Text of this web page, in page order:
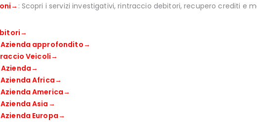
: Scopri i servizi investigativi, rintraccio debitori, recupero crediti e
→
approfondito→
Veicoli→
Africa→
America→
Asia→
Europa→